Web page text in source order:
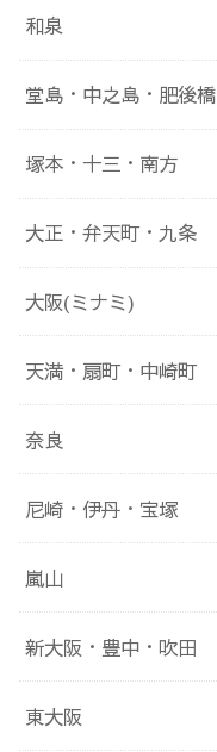
和泉
堂島・中之島・肥後橋
塚本・十三・南方
大正・弁天町・九条
大阪(ミナミ)
天満・扇町・中崎町
奈良
尼崎・伊丹・宝塚
嵐山
新大阪・豊中・吹田
東大阪